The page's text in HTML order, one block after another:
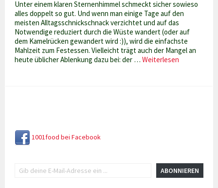
Unter einem klaren Sternenhimmel schmeckt sicher sowieso
alles doppelt so gut. Und wenn man einige Tage auf den
meisten Alltagsschnickschnack verzichtet und auf das
Notwendige reduziert durch die Wüste wandert (oder auf
dem Kamelrücken gewandert wird :)), wird die einfachste
Mahlzeit zum Festessen. Vielleicht trägt auch der Mangel an
heute üblicher Ablenkung dazu bei: der …Weiterlesen
1001food bei Facebook
ABONNIEREN